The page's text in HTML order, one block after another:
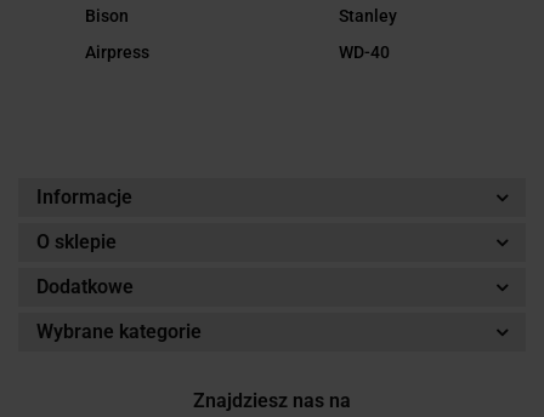
Bison
Airpress
Stanley
WD-40
Informacje
O sklepie
Dodatkowe
Wybrane kategorie
Znajdziesz nas na